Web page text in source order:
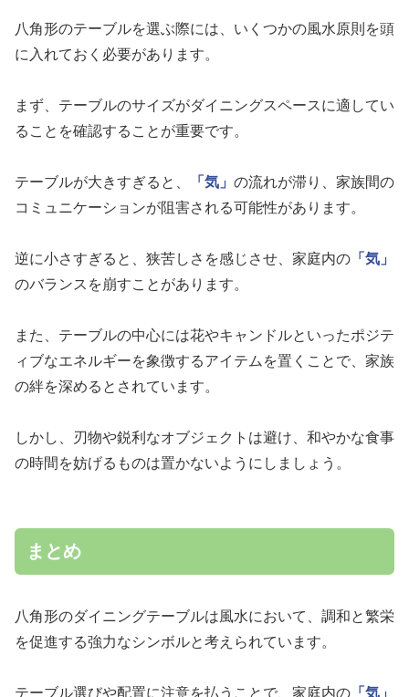
八角形のテーブルを選ぶ際には、いくつかの風水原則を頭
に入れておく必要があります。
まず、テーブルのサイズがダイニングスペースに適してい
ることを確認することが重要です。
テーブルが大きすぎると、 「気」 の流れが滞り、家族間の
コミュニケーションが阻害される可能性があります。
逆に小さすぎると、狭苦しさを感じさせ、家庭内の 「気」
のバランスを崩すことがあります。
また、テーブルの中心には花やキャンドルといったポジテ
ィブなエネルギーを象徴するアイテムを置くことで、家族
の絆を深めるとされています。
しかし、刃物や鋭利なオブジェクトは避け、和やかな食事
の時間を妨げるものは置かないようにしましょう。
まとめ
八角形のダイニングテーブルは風水において、調和と繁栄
を促進する強力なシンボルと考えられています。
テーブル選びや配置に注意を払うことで、家庭内の 「気」